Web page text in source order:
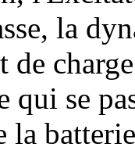
la
de
qui se
la